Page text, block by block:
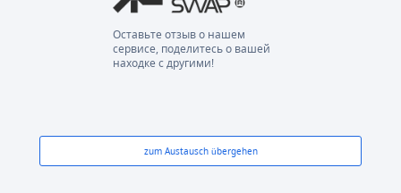
Оставьте отзыв о нашем
сервисе, поделитесь о вашей
находке с другими!
zum Austausch übergehen